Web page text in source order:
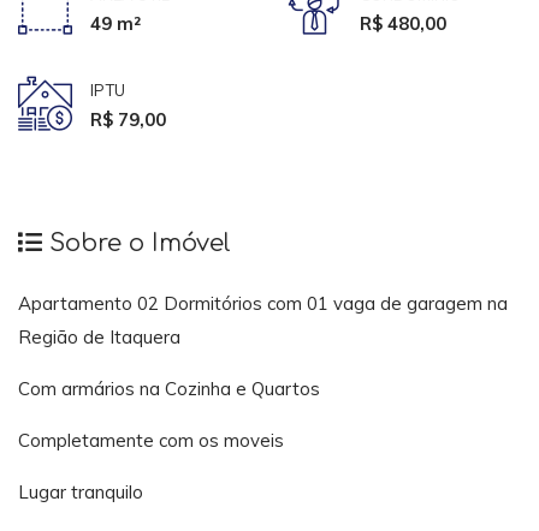
49 m² R$ 480,00
IPTU
R$ 79,00
Sobre o Imóvel
Apartamento 02 Dormitórios com 01 vaga de garagem na
Região de Itaquera
Com armários na Cozinha e Quartos
Completamente com os moveis
Lugar tranquilo